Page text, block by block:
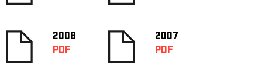
2008
PDF
2007
PDF